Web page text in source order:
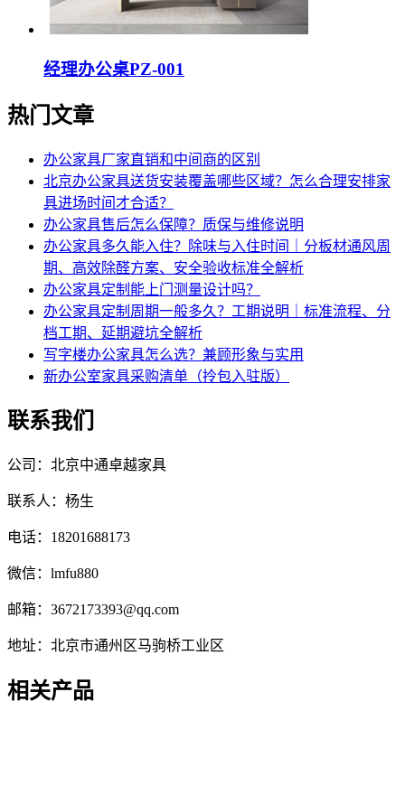
经理办公桌PZ-001
热门文章
办公家具厂家直销和中间商的区别
北京办公家具送货安装覆盖哪些区域？怎么合理安排家
具进场时间才合适？
办公家具售后怎么保障？质保与维修说明
办公家具多久能入住？除味与入住时间｜分板材通风周
期、高效除醛方案、安全验收标准全解析
办公家具定制能上门测量设计吗？
办公家具定制周期一般多久？工期说明｜标准流程、分
档工期、延期避坑全解析
写字楼办公家具怎么选？兼顾形象与实用
新办公室家具采购清单（拎包入驻版）
联系我们
公司：北京中通卓越家具
联系人：杨生
电话：18201688173
微信：lmfu880
邮箱：3672173393@qq.com
地址：北京市通州区马驹桥工业区
相关产品